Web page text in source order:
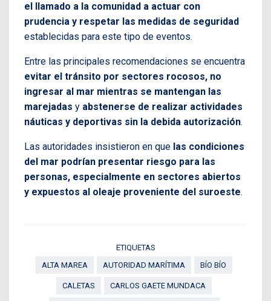
el llamado a la comunidad a actuar con
prudencia y respetar las medidas de seguridad
establecidas para este tipo de eventos.
Entre las principales recomendaciones se encuentra
evitar el tránsito por sectores rocosos, no
ingresar al mar mientras se mantengan las
marejadas y abstenerse de realizar actividades
náuticas y deportivas sin la debida autorización.
Las autoridades insistieron en que las condiciones
del mar podrían presentar riesgo para las
personas, especialmente en sectores abiertos
y expuestos al oleaje proveniente del suroeste.
ETIQUETAS
ALTA MAREA
AUTORIDAD MARÍTIMA BÍO BÍO
CALETAS CARLOS GAETE MUNDACA